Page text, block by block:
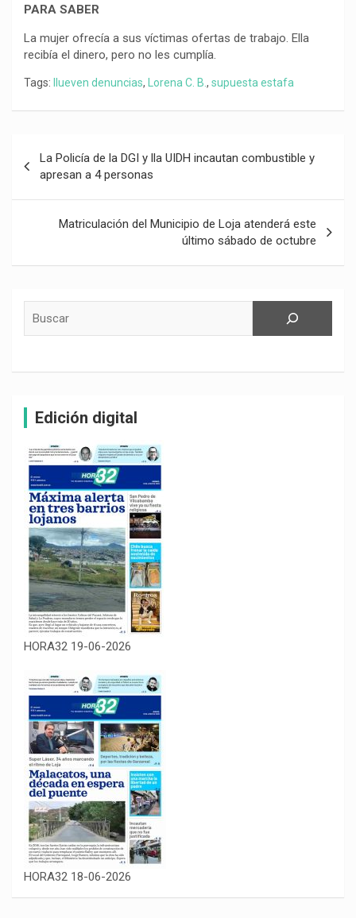
PARA SABER
La mujer ofrecía a sus víctimas ofertas de trabajo. Ella
recibía el dinero, pero no les cumplía.
Tags: llueven denuncias, Lorena C. B. , supuesta estafa
de
entradas
La Policía de la DGI y lla UIDH incautan combustible y
apresan a 4 personas
Matriculación del Municipio de Loja atenderá este
último sábado de octubre
Edición digital
HORA32 19-06-2026
HORA32 18-06-2026